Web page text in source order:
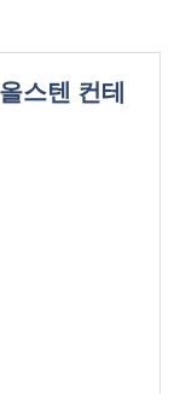
스텐 컨테